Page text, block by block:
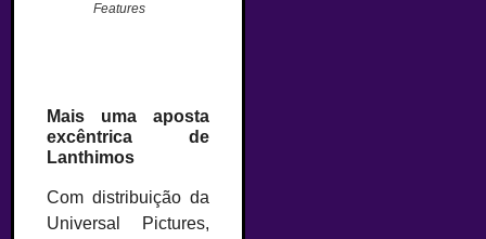
Features
Mais uma aposta
excêntrica de
Lanthimos
Com distribuição da
Universal Pictures,